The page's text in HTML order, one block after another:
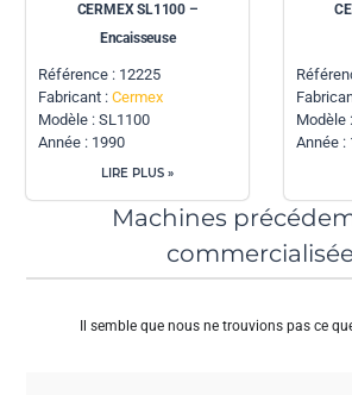
CERMEX SL1100 –
Encaisseuse
Référence : 12225
Fabricant :Cermex
Modèle : SL1100
Année : 1990
LIRE PLUS »
Modèle
Année :
Machines
Il semble que nous ne trouvions pas ce